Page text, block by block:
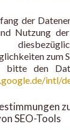
der
Nutzung
zum
bitte den
intl/
SEO-Tools